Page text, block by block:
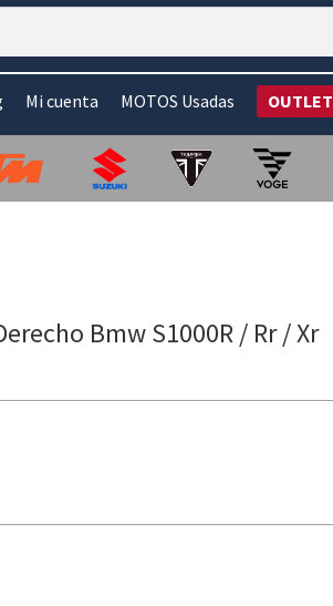
Mi cuenta MOTOS Usadas OUTLET
Bmw S1000R / Rr / Xr